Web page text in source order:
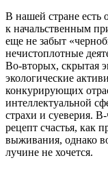
В нашей стране есть
к начальственным
еще не забыт
нечистоплотные
Во-вторых, скрытая
экологические
конкурирующих
интеллектуальной
страхи и суеверия.
рецепт счастья, как
выживания, однако
лучине не хочется.